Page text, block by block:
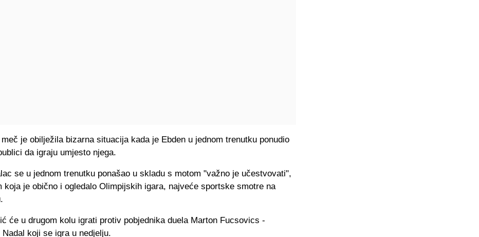
je obilježila bizarna situacija kada je Ebden u jednom trenutku ponudio
da igraju umjesto njega.
se u jednom trenutku ponašao u skladu s motom "važno je učestvovati",
koja je obično i ogledalo Olimpijskih igara, najveće sportske smotre na
će u drugom kolu igrati protiv pobjednika duela Marton Fucsovics -
Nadal koji se igra u nedjelju.